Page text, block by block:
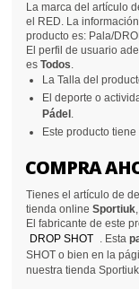
La marca del artículo
el RED. La
producto es: Pala/
El perfil de usuario
esTodos.
La Talla del
El deporte o
Pádel .
Este producto
COMPRA
Tienes el artículo de
tienda onlineSportiuk
El fabricante de este
DROP SHOT . Esta
SHOT o bien en la
nuestra tienda